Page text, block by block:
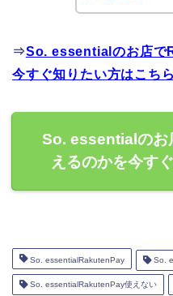
⇒So. essentialのお店で
今すぐ知りたい方はこち
So. essentialのお
えるのかを今す
So. essentialRakutenPay So.
So. essentialRakutenPay使えない